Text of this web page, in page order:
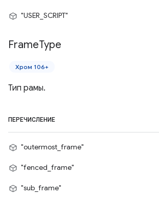
"USER_SCRIPT"
FrameType
Хром 106+
Тип рамы.
ПЕРЕЧИСЛЕНИЕ
"outermost_frame"
"fenced_frame"
"sub_frame"